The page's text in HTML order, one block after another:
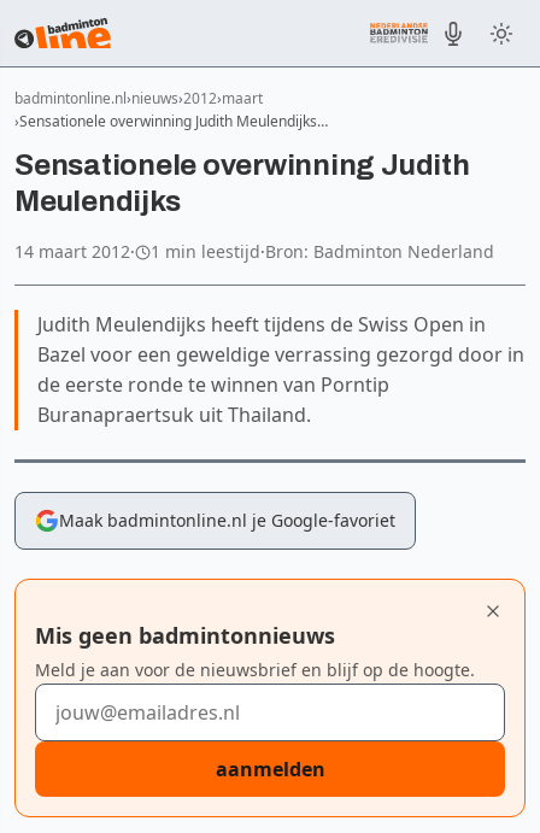
badmintonline.nl nieuws 2012 maart
Sensationele overwinning Judith Meulendijks…
Sensationele overwinning Judith
Meulendijks
14 maart 2012· 1 min leestijd·Bron: Badminton Nederland
Judith Meulendijks heeft tijdens de Swiss Open in
Bazel voor een geweldige verrassing gezorgd door in
de eerste ronde te winnen van Porntip
Buranapraertsuk uit Thailand.
Maak badmintonline.nl je Google-favoriet
Mis geen badmintonnieuws
Meld je aan voor de nieuwsbrief en blijf op de hoogte.
E-mailadres
aanmelden